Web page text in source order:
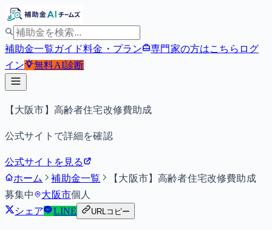
補助金一覧ガイド料金・プラン 専門家の方はこちら ログ
イン
無料AI診断
【大阪市】高齢者住宅改修費助成
公式サイトで詳細を確認
公式サイトを見る
ホーム
補助金一覧
【大阪市】高齢者住宅改修費助成
募集中
大阪市個人
シェア
LINE URLコピー